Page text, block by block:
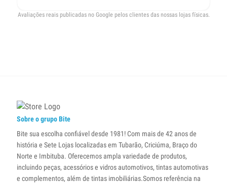
Avaliações reais publicadas no Google pelos clientes das nossas lojas físicas.
Sobre o grupo Bite
Bite sua escolha confiável desde 1981! Com mais de 42 anos de
história e Sete Lojas localizadas em Tubarão, Criciúma, Braço do
Norte e Imbituba. Oferecemos ampla variedade de produtos,
incluindo peças, acessórios e vidros automotivos, tintas automotivas
e complementos, além de tintas imobiliárias.Somos referência na